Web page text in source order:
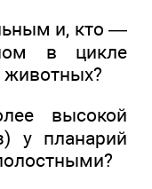
и, кто —
в цикле
животных?
высокой
у планарий